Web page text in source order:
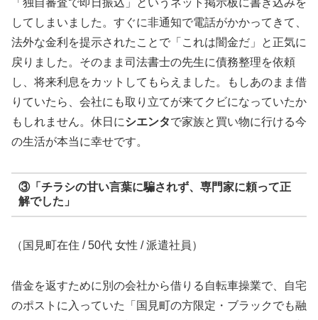
「独自審査で即日振込」というネット掲示板に書き込みを
してしまいました。すぐに非通知で電話がかかってきて、
法外な金利を提示されたことで「これは闇金だ」と正気に
戻りました。そのまま司法書士の先生に債務整理を依頼
し、将来利息をカットしてもらえました。もしあのまま借
りていたら、会社にも取り立てが来てクビになっていたか
もしれません。休日にシエンタで家族と買い物に行ける今
の生活が本当に幸せです。
③「チラシの甘い言葉に騙されず、専門家に頼って正
解でした」
（国見町在住 / 50代 女性 / 派遣社員）
借金を返すために別の会社から借りる自転車操業で、自宅
のポストに入っていた「国見町の方限定・ブラックでも融